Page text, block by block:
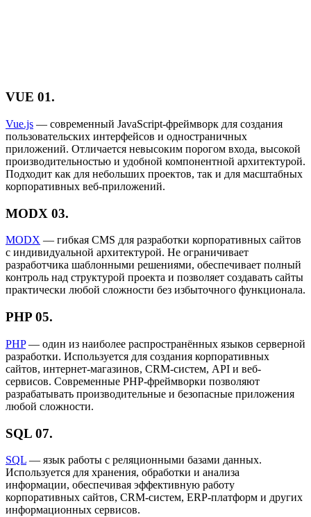
VUE 01.
Vue.js — современный JavaScript-фреймворк для создания
пользовательских интерфейсов и одностраничных
приложений. Отличается невысоким порогом входа, высокой
производительностью и удобной компонентной архитектурой.
Подходит как для небольших проектов, так и для масштабных
корпоративных веб-приложений.
MODX 03.
MODX — гибкая CMS для разработки корпоративных сайтов
с индивидуальной архитектурой. Не ограничивает
разработчика шаблонными решениями, обеспечивает полный
контроль над структурой проекта и позволяет создавать сайты
практически любой сложности без избыточного функционала.
PHP 05.
PHP— один из наиболее распространённых языков серверной
разработки. Используется для создания корпоративных
сайтов, интернет-магазинов, CRM-систем, API и веб-
сервисов. Современные PHP-фреймворки позволяют
разрабатывать производительные и безопасные приложения
любой сложности.
SQL 07.
SQL — язык работы с реляционными базами данных.
Используется для хранения, обработки и анализа
информации, обеспечивая эффективную работу
корпоративных сайтов, CRM-систем, ERP-платформ и других
информационных сервисов.